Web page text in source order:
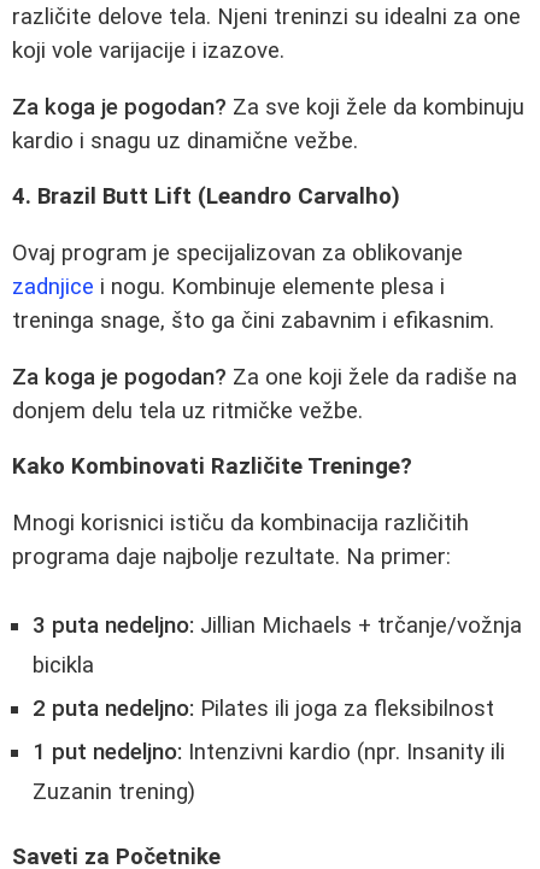
različite delove tela. Njeni treninzi su idealni za one
koji vole varijacije i izazove.
Za koga je pogodan? Za sve koji žele da kombinuju
kardio i snagu uz dinamične vežbe.
4. Brazil Butt Lift (Leandro Carvalho)
Ovaj program je specijalizovan za oblikovanje
zadnjice i nogu. Kombinuje elemente plesa i
treninga snage, što ga čini zabavnim i efikasnim.
Za koga je pogodan? Za one koji žele da radiše na
donjem delu tela uz ritmičke vežbe.
Kako Kombinovati Različite Treninge?
Mnogi korisnici ističu da kombinacija različitih
programa daje najbolje rezultate. Na primer:
3 puta nedeljno: Jillian Michaels + trčanje/vožnja
bicikla
2 puta nedeljno: Pilates ili joga za fleksibilnost
1 put nedeljno: Intenzivni kardio (npr. Insanity ili
Zuzanin trening)
Saveti za Početnike